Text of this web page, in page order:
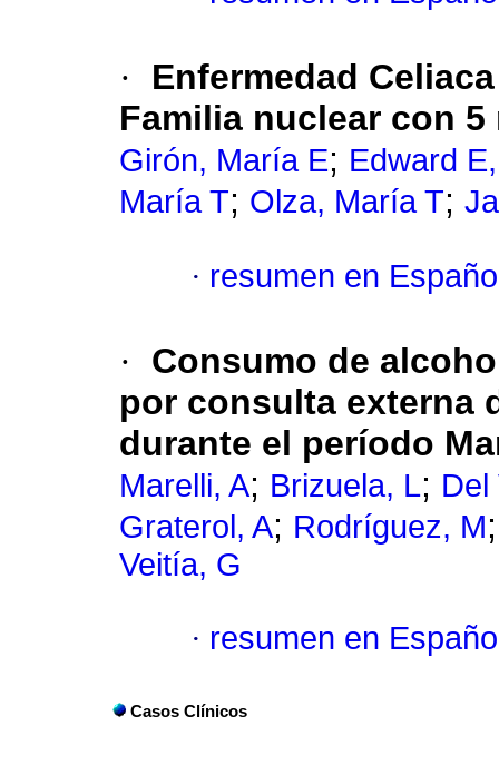
·
Enfermedad
Familia nuclear con
Girón, María E; Edward
María T; Olza, María T;
· resumen en
·
Consumo de
por consulta externa
durante el período
Marelli, A; Brizuela, L; Del
Graterol, A; Rodríguez, M
Veitía, G
· resumen en
Casos Clínicos